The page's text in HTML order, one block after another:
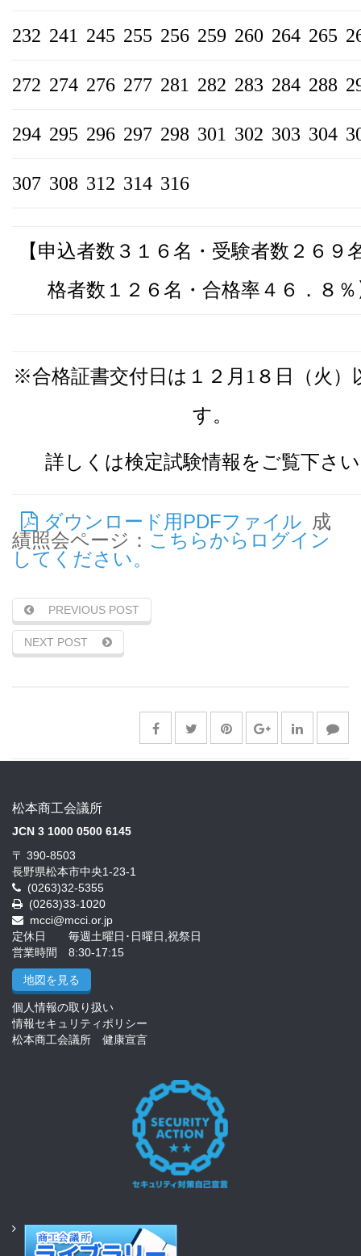
232 241 245 255 256 259 260 264 265
272 274 276 277 281 282 283 284 288
294 295 296 297 298 301 302 303 304
307 308 312 314 316
【申込者数３１６名・受験者数２６９
格者数１２６名・合格率４６．８％
※合格証書交付日は１２月1８日（火）
す。
詳しくは検定試験情報をご覧下さ
ダウンロード用PDFファイル 成
績照会ページ： こちらからログイン
してください。
PREVIOUS POST
NEXT POST
松本商工会議所
JCN 3 1000 0500 6145
〒 390-8503
長野県松本市中央1-23-1
(0263)32-5355
(0263)33-1020
mcci@mcci.or.jp
定休日 毎週土曜日･日曜日,祝祭日
営業時間 8:30-17:15
地図を見る
個人情報の取り扱い
情報セキュリティポリシー
松本商工会議所 健康宣言